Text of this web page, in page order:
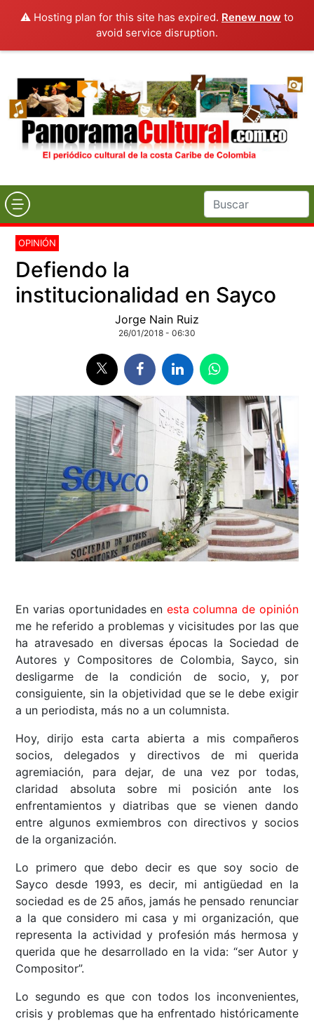
⚠️ Hosting plan for this site has expired. Renew now to
avoid service disruption.
OPINIÓN
Defiendo la
institucionalidad en Sayco
Jorge Nain Ruiz
26/01/2018 - 06:30
En varias oportunidades en esta columna de opinión
me he referido a problemas y vicisitudes por las que
ha atravesado en diversas épocas la Sociedad de
Autores y Compositores de Colombia, Sayco, sin
desligarme de la condición de socio, y, por
consiguiente, sin la objetividad que se le debe exigir
a un periodista, más no a un columnista.
Hoy, dirijo esta carta abierta a mis compañeros
socios, delegados y directivos de mi querida
agremiación, para dejar, de una vez por todas,
claridad absoluta sobre mi posición ante los
enfrentamientos y diatribas que se vienen dando
entre algunos exmiembros con directivos y socios
de la organización.
Lo primero que debo decir es que soy socio de
Sayco desde 1993, es decir, mi antigüedad en la
sociedad es de 25 años, jamás he pensado renunciar
a la que considero mi casa y mi organización, que
representa la actividad y profesión más hermosa y
querida que he desarrollado en la vida: “ser Autor y
Compositor”.
Lo segundo es que con todos los inconvenientes,
crisis y problemas que ha enfrentado históricamente